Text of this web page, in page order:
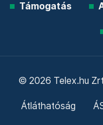
Támogatás
© 2026 Telex.hu
Átláthatóság